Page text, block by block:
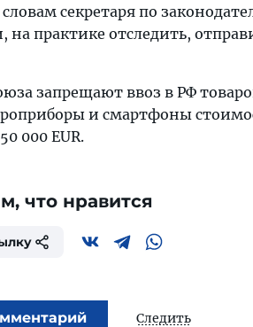
секретаря по
на практике отследить,
запрещают ввоз в РФ
и смартфоны
000 EUR.
что нравится
Следить